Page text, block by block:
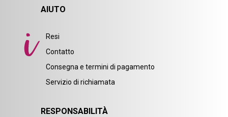
AIUTO
Resi
Contatto
Consegna e termini di pagamento
Servizio di richiamata
RESPONSABILITÀ